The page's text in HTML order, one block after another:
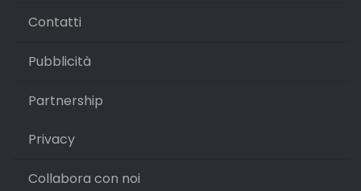
Contatti
Pubblicità
Partnership
Privacy
Collabora con noi